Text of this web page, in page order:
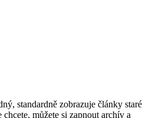
standardně zobrazuje články staré
můžete si zapnout archív a